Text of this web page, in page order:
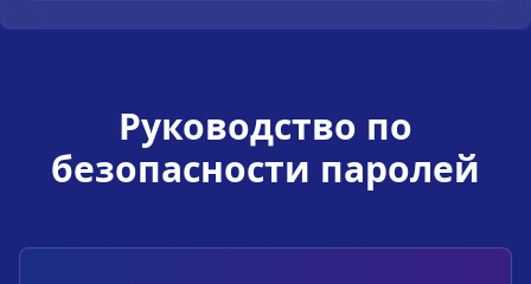
Руководство по
безопасности паролей